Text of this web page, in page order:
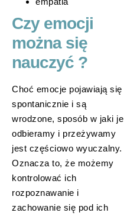
Czy emocji
można się
nauczyć ?
Choć emocje pojawiają się
spontanicznie i są
wrodzone, sposób w jaki je
odbieramy i przeżywamy
jest częściowo wyuczalny.
Oznacza to, że możemy
kontrolować ich
rozpoznawanie i
zachowanie się pod ich